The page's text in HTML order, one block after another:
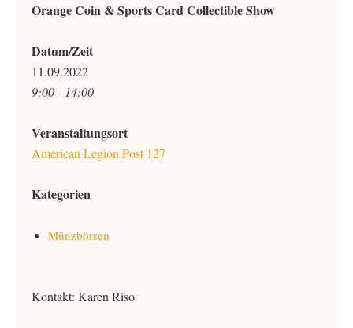
Orange Coin & Sports Card Collectible Show
Datum/Zeit
11.09.2022
9:00 - 14:00
Veranstaltungsort
American Legion Post 127
Kategorien
Münzbörsen
Kontakt: Karen Riso